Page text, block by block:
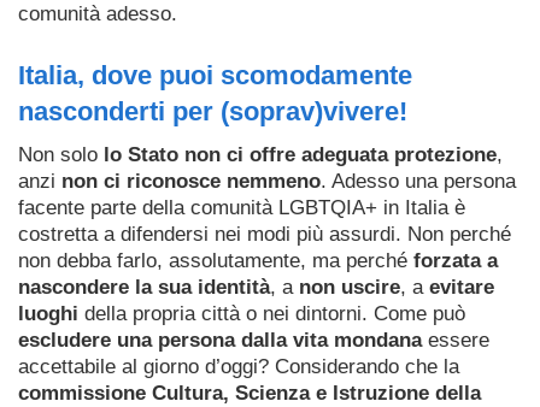
comunità adesso.
Italia, dove puoi scomodamente
nasconderti per (soprav)vivere!
Non solo lo Stato non ci offre adeguata protezione,
anzi non ci riconosce nemmeno. Adesso una persona
facente parte della comunità LGBTQIA+ in Italia è
costretta a difendersi nei modi più assurdi. Non perché
non debba farlo, assolutamente, ma perché forzata a
nascondere la sua identità, a non uscire, a evitare
luoghi della propria città o nei dintorni. Come può
escludere una persona dalla vita mondanaessere
accettabile al giorno d’oggi? Considerando che la
commissione Cultura, Scienza e Istruzione della